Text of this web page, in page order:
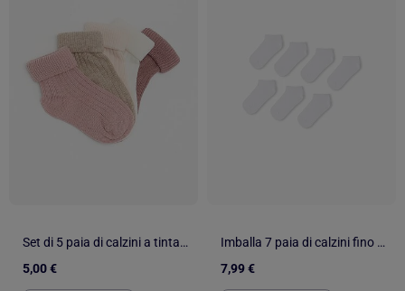
Set di 5 paia di calzini a tinta unita
5,00 €
Imballa 7 paia di calzini fino alla caviglia, MO Fashion
7,99 €